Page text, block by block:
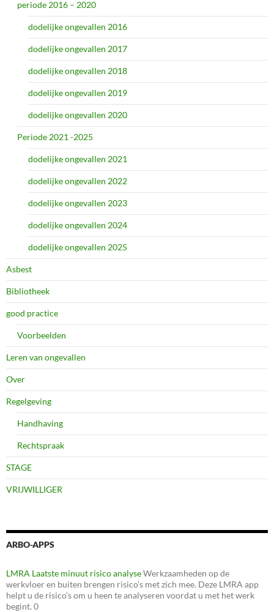
periode 2016 – 2020
dodelijke ongevallen 2016
dodelijke ongevallen 2017
dodelijke ongevallen 2018
dodelijke ongevallen 2019
dodelijke ongevallen 2020
Periode 2021 -2025
dodelijke ongevallen 2021
dodelijke ongevallen 2022
dodelijke ongevallen 2023
dodelijke ongevallen 2024
dodelijke ongevallen 2025
Asbest
Bibliotheek
good practice
Voorbeelden
Leren van ongevallen
Over
Regelgeving
Handhaving
Rechtspraak
STAGE
VRIJWILLIGER
ARBO-APPS
LMRA Laatste minuut risico analyseWerkzaamheden op de
werkvloer en buiten brengen risico’s met zich mee. Deze LMRA app
helpt u de risico’s om u heen te analyseren voordat u met het werk
begint. 0